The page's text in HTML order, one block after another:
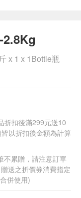
2.8Kg
x 1 x 1Bottle瓶
折扣後滿299元送10
以折扣後金額為計算
不累贈，請注意訂單
送之折價券消費指定
併使用)